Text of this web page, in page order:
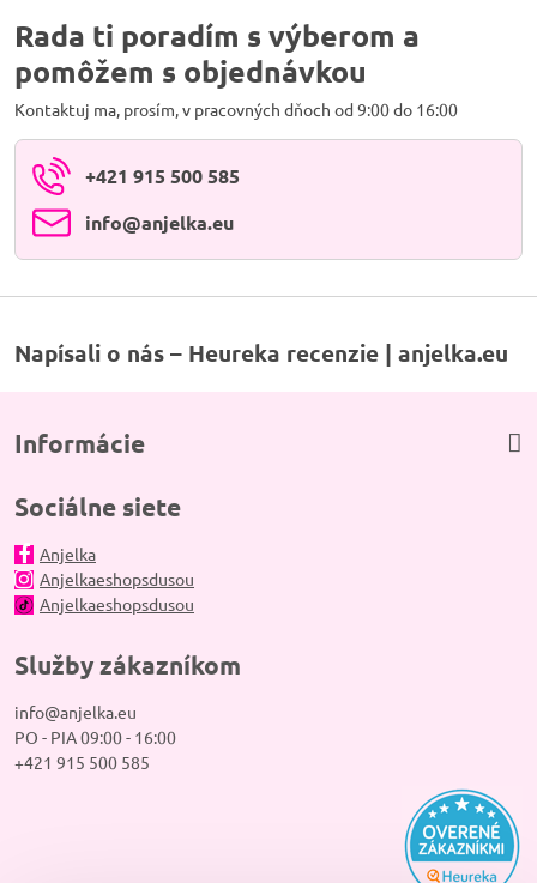
Rada ti poradím s výberom a
pomôžem s objednávkou
Kontaktuj ma, prosím, v pracovných dňoch od 9:00 do 16:00
+421 915 500 585
info​@anjelka​.eu
Napísali o nás – Heureka recenzie | anjelka.eu
Informácie
Sociálne siete
Anjelka
Anjelkaeshopsdusou
Anjelkaeshopsdusou
Služby zákazníkom
info@anjelka.eu
PO - PIA 09:00 - 16:00
+421 915 500 585